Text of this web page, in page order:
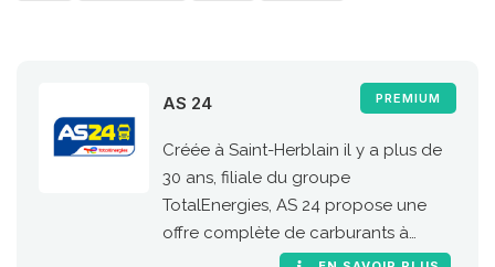
PREMIUM
AS 24
Créée à Saint-Herblain il y a plus de
30 ans, filiale du groupe
TotalEnergies, AS 24 propose une
offre complète de carburants à
destination des poids lourds. Le gaz